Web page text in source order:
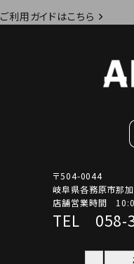
ご利用ガイドはこちら
〒504-0044
岐阜県各務原市那
店舗営業時間
TEL 058-